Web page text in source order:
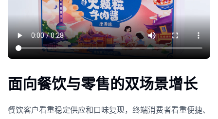
面向餐饮与零售的双场景增长
餐饮客户看重稳定供应和口味复现，终端消费者看重便捷、